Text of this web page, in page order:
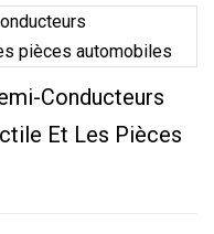
Conducteurs
Et Les Pièces